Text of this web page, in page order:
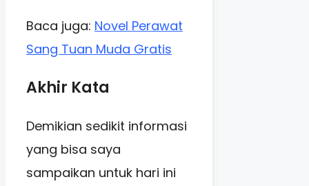
Baca juga: Novel Perawat
Sang Tuan Muda Gratis
Akhir Kata
Demikian sedikit informasi
yang bisa saya
sampaikan untuk hari ini